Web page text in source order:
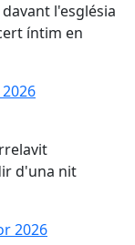
l'església
íntim en
d'una nit
2026
2026